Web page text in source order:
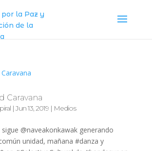
Caravana
|Jun 13, 2019| Medios
@naveakonkawak generando
unidad, mañana #danza y